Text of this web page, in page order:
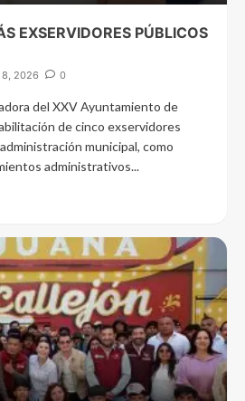
EXSERVIDORES PÚBLICOS
2026 0
del XXV Ayuntamiento de
de cinco exservidores
municipal, como
administrativos...